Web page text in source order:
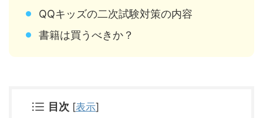
QQキッズの二次試験対策の内容
書籍は買うべきか？
目次 [表示]